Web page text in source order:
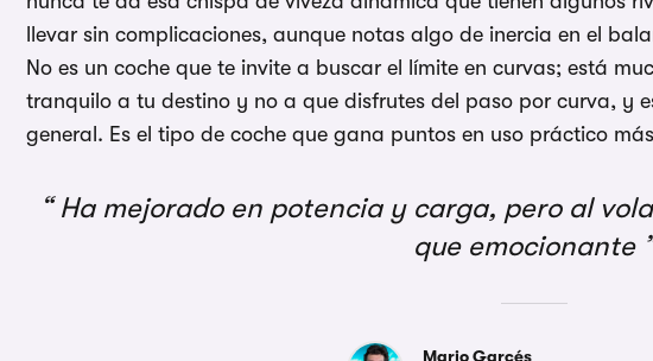
llevar sin complicaciones, aunque notas algo de inercia en el
No es un coche que te invite a buscar el límite en curvas; está
tranquilo a tu destino y no a que disfrutes del paso por curva, y
general. Es el tipo de coche que gana puntos en uso práctico
Ha mejorado en potencia y carga, pero al
que emocionante
Mario Garcés